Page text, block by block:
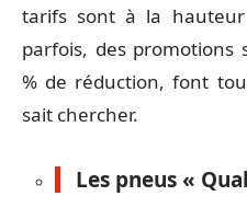
tarifs sont à la
parfois, des promotions
% de réduction, font
sait chercher.
Les pneus «